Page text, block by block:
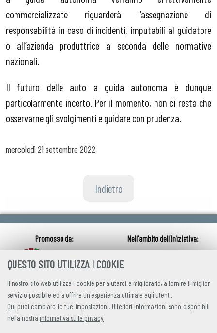
QUESTO SITO UTILIZZA I COOKIE
Il nostro sito web utilizza i cookie per aiutarci a migliorarlo, a fornire il miglior
servizio possibile ed a offrire un'esperienza ottimale agli utenti.
Qui puoi cambiare le tue impostazioni. Ulteriori informazioni sono disponibili
nella nostra informativa sulla privacy
commercializzate riguarderà l’assegnazione di
responsabilità in caso di incidenti, imputabili al guidatore
o all’azienda produttrice a seconda delle normative
nazionali.
Il futuro delle auto a guida autonoma è dunque
particolarmente incerto. Per il momento, non ci resta che
osservarne gli svolgimenti e guidare con prudenza.
mercoledì 21 settembre 2022
Indietro